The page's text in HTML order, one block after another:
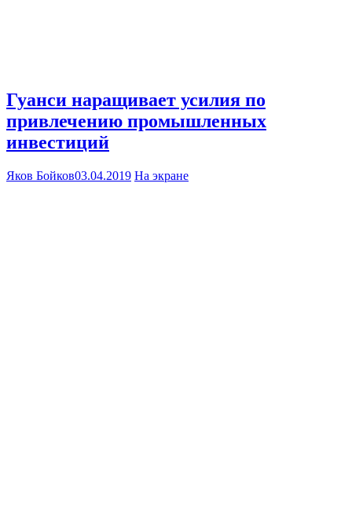
Гуанси наращивает усилия по
привлечению промышленных
инвестиций
Яков Бойков03.04.2019 На экране